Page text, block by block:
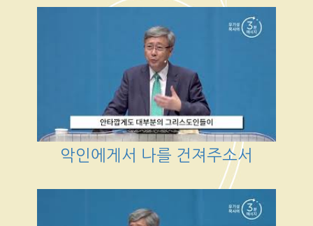
악인에게서 나를 건져주소서